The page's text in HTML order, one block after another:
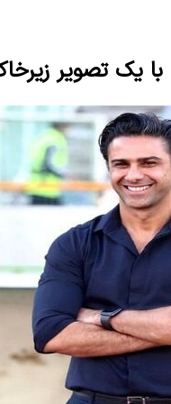
یک تصویر